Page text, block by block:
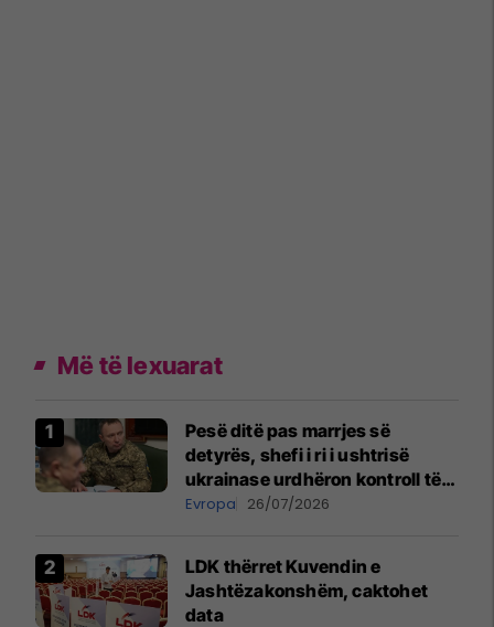
Më të lexuarat
Pesë ditë pas marrjes së
detyrës, shefi i ri i ushtrisë
ukrainase urdhëron kontroll të
madh
Evropa 26/07/2026
LDK thërret Kuvendin e
Jashtëzakonshëm, caktohet
data